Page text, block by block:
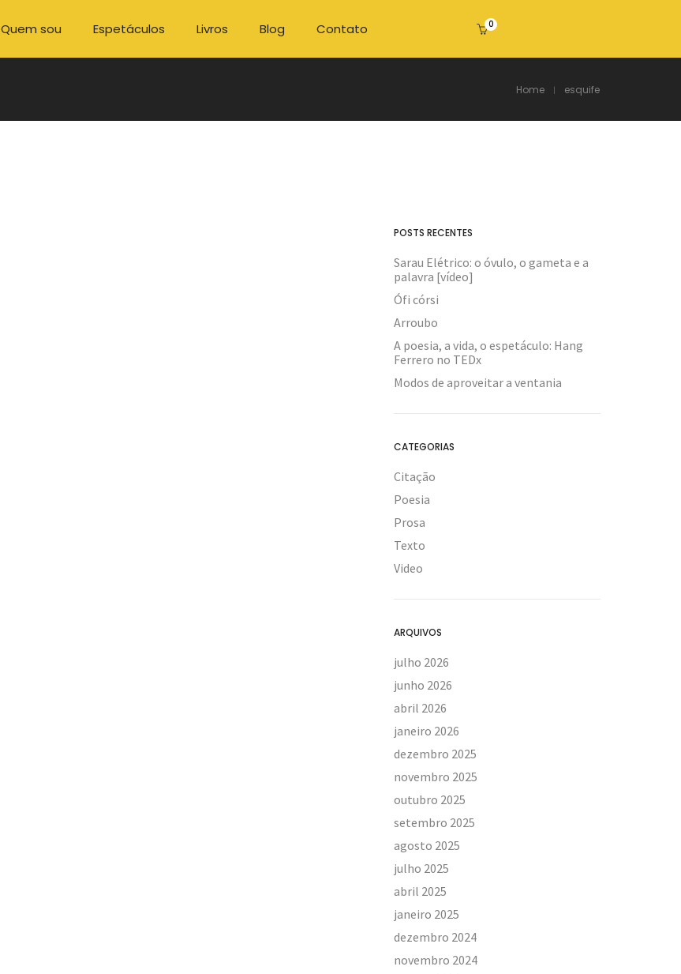
Quem sou Espetáculos Livros Blog Contato 0
Home esquife
POSTS RECENTES
Sarau Elétrico: o óvulo, o gameta e a
palavra [vídeo]
Ófi córsi
Arroubo
A poesia, a vida, o espetáculo: Hang
Ferrero no TEDx
Modos de aproveitar a ventania
CATEGORIAS
Citação
Poesia
Prosa
Texto
Video
ARQUIVOS
julho 2026
junho 2026
abril 2026
janeiro 2026
dezembro 2025
novembro 2025
outubro 2025
setembro 2025
agosto 2025
julho 2025
abril 2025
janeiro 2025
dezembro 2024
novembro 2024